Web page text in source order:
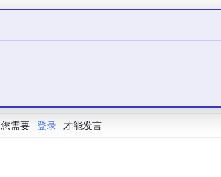
色分工与通信
）+ vLLM，实现数据不出域
您需要 登录 才能发言